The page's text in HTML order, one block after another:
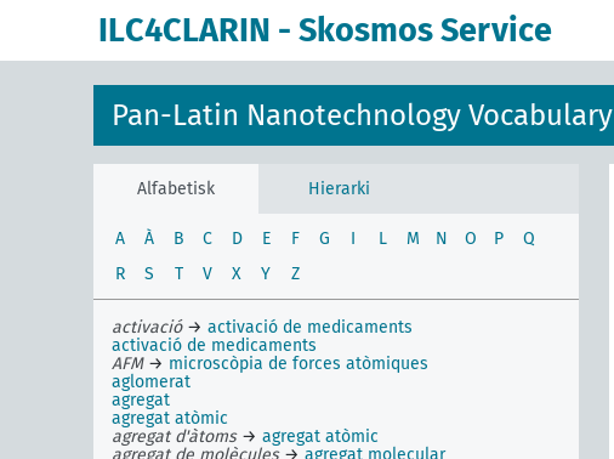
ILC4CLARIN - Skosmos Service
Pan-Latin Nanotechnology Vocabulary
Alfabetisk Hierarki
A À B C D E F G I L M N O P
Q
R
S T V X Y Z
activació→ activació de medicaments
activació de medicaments
AFM→ microscòpia de forces atòmiques
aglomerat
agregat
agregat atòmic
agregat d'àtoms→ agregat atòmic
agregat de molècules→ agregat molecular